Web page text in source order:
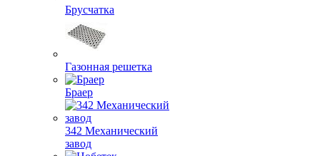
Брусчатка
Газонная решетка
Браер
342 Механический
завод